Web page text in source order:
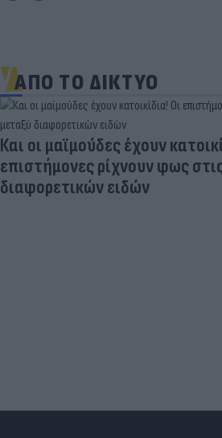
ΑΠΟ ΤΟ ΔΙΚΤΥΟ
Και οι μαϊμούδες έχουν
επιστήμονες ρίχνουν φως
διαφορετικών ειδών